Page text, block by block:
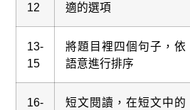
12
適的選項
13-
15
將題目裡四個句子，依
語意進行排序
16-
短文閱讀，在短文中的